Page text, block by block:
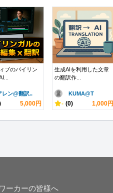
ブのバイリン
レン@翻訳..
5,000円
生成AIを利用した文章
の翻訳作...
KUMA@T
- (0) 1,000円
ワーカーの皆様へ